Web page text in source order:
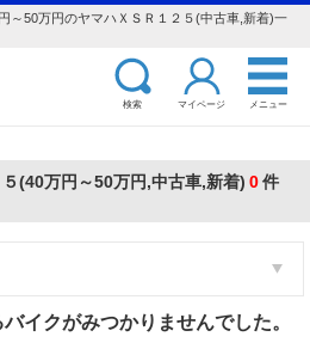
～50万円のヤマハＸＳＲ１２５(中古車,新着)一
検索 マイページ メニュー
(40万円～50万円,中古車,新着) 0件
イクがみつかりませんでした。